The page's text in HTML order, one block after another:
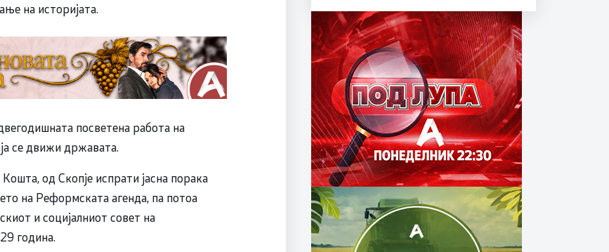
на историјата.
посветена работа на
се движи државата.
од Скопје испрати јасна порака
на Реформската агенда, па потоа
и социјалниот совет на
година.